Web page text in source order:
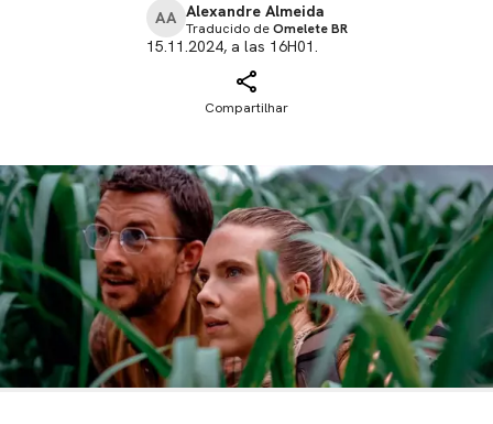
AA Alexandre Almeida
Traducido deOmelete BR
15.11.2024, a las 16H01.
Compartilhar